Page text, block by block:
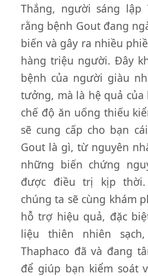
Thắng, người sáng lập
rằng bệnh Gout đang
biến và gây ra nhiều
hàng triệu người. Đây
bệnh của người giàu
tưởng, mà là hệ quả
chế độ ăn uống thiếu
sẽ cung cấp cho bạn
Gout là gì, từ nguyên
những biến chứng
được điều trị kịp
chúng ta sẽ cùng khám
hỗ trợ hiệu quả, đặc
liệu thiên nhiên
Thaphaco đã và đang
để giúp bạn kiểm soát